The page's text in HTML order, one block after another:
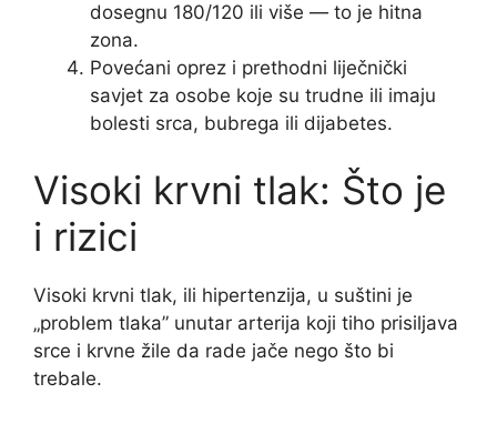
dosegnu 180/120 ili više — to je hitna
zona.
Povećani oprez i prethodni liječnički
savjet za osobe koje su trudne ili imaju
bolesti srca, bubrega ili dijabetes.
Visoki krvni tlak: Što je
i rizici
Visoki krvni tlak, ili hipertenzija, u suštini je
„problem tlaka” unutar arterija koji tiho prisiljava
srce i krvne žile da rade jače nego što bi
trebale.